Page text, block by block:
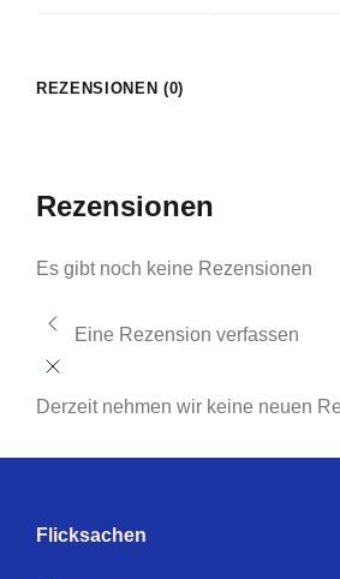
REZENSIONEN (0)
Rezensionen
Es gibt noch keine Rezensionen
Eine Rezension verfassen
Derzeit nehmen wir keine neuen
Flicksachen